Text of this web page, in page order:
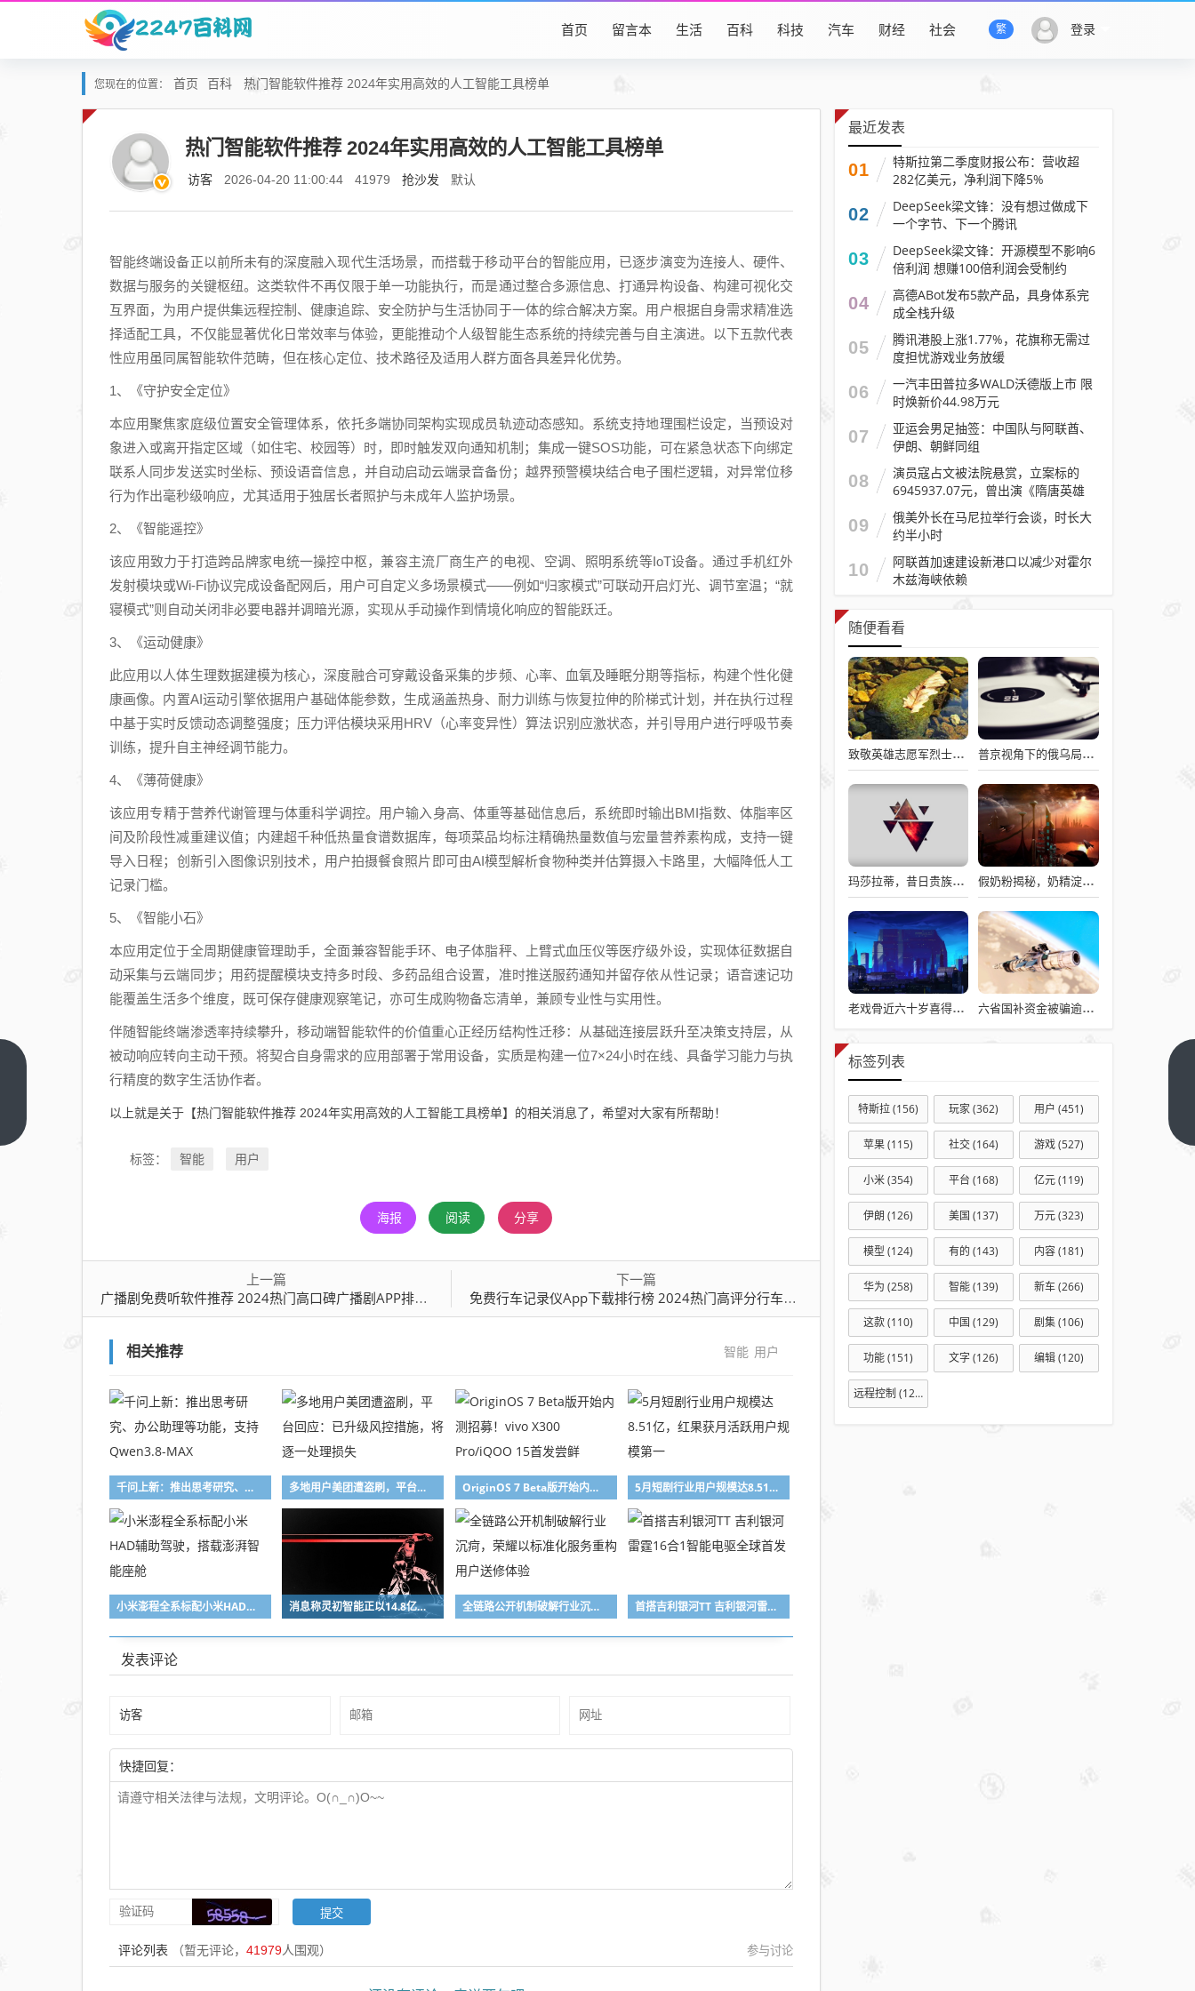
登录
繁
首页 留言本 生活 百科 科技 汽车 财经 社会
您现在的位置： 首页 百科 热门智能软件推荐 2024年实用高效的人工智能工具榜单
热门智能软件推荐 2024年实用高效的人工智能工具榜单
访客 2026-04-20 11:00:44 41979 抢沙发 默认
智能终端设备正以前所未有的深度融入现代生活场景，而搭载于移动平台的智能应用，已逐步演变为连接人、硬件、
数据与服务的关键枢纽。这类软件不再仅限于单一功能执行，而是通过整合多源信息、打通异构设备、构建可视化交
互界面，为用户提供集远程控制、健康追踪、安全防护与生活协同于一体的综合解决方案。用户根据自身需求精准选
择适配工具，不仅能显著优化日常效率与体验，更能推动个人级智能生态系统的持续完善与自主演进。以下五款代表
性应用虽同属智能软件范畴，但在核心定位、技术路径及适用人群方面各具差异化优势。
1、《守护安全定位》
本应用聚焦家庭级位置安全管理体系，依托多端协同架构实现成员轨迹动态感知。系统支持地理围栏设定，当预设对
象进入或离开指定区域（如住宅、校园等）时，即时触发双向通知机制；集成一键SOS功能，可在紧急状态下向绑定
联系人同步发送实时坐标、预设语音信息，并自动启动云端录音备份；越界预警模块结合电子围栏逻辑，对异常位移
行为作出毫秒级响应，尤其适用于独居长者照护与未成年人监护场景。
2、《智能遥控》
该应用致力于打造跨品牌家电统一操控中枢，兼容主流厂商生产的电视、空调、照明系统等IoT设备。通过手机红外
发射模块或Wi-Fi协议完成设备配网后，用户可自定义多场景模式——例如“归家模式”可联动开启灯光、调节室温；“就
寝模式”则自动关闭非必要电器并调暗光源，实现从手动操作到情境化响应的智能跃迁。
3、《运动健康》
此应用以人体生理数据建模为核心，深度融合可穿戴设备采集的步频、心率、血氧及睡眠分期等指标，构建个性化健
康画像。内置AI运动引擎依据用户基础体能参数，生成涵盖热身、耐力训练与恢复拉伸的阶梯式计划，并在执行过程
中基于实时反馈动态调整强度；压力评估模块采用HRV（心率变异性）算法识别应激状态，并引导用户进行呼吸节奏
训练，提升自主神经调节能力。
4、《薄荷健康》
该应用专精于营养代谢管理与体重科学调控。用户输入身高、体重等基础信息后，系统即时输出BMI指数、体脂率区
间及阶段性减重建议值；内建超千种低热量食谱数据库，每项菜品均标注精确热量数值与宏量营养素构成，支持一键
导入日程；创新引入图像识别技术，用户拍摄餐食照片即可由AI模型解析食物种类并估算摄入卡路里，大幅降低人工
记录门槛。
5、《智能小石》
本应用定位于全周期健康管理助手，全面兼容智能手环、电子体脂秤、上臂式血压仪等医疗级外设，实现体征数据自
动采集与云端同步；用药提醒模块支持多时段、多药品组合设置，准时推送服药通知并留存依从性记录；语音速记功
能覆盖生活多个维度，既可保存健康观察笔记，亦可生成购物备忘清单，兼顾专业性与实用性。
伴随智能终端渗透率持续攀升，移动端智能软件的价值重心正经历结构性迁移：从基础连接层跃升至决策支持层，从
被动响应转向主动干预。将契合自身需求的应用部署于常用设备，实质是构建一位7×24小时在线、具备学习能力与执
行精度的数字生活协作者。
以上就是关于【热门智能软件推荐 2024年实用高效的人工智能工具榜单】的相关消息了，希望对大家有所帮助！
标签： 智能 用户
海报 阅读 分享
上一篇
广播剧免费听软件推荐 2024热门高口碑广播剧APP排行榜
下一篇
免费行车记录仪App下载排行榜 2024热门高评分行车记录仪软件推荐
相关推荐 智能 用户
千问上新：推出思考研究、办公助理等功能，支持Qwen3.8-MAX 多地用户美团遭盗刷，平台回应：已升级风控措施，将逐一处理损失 OriginOS 7 Beta版开始内测招募！vivo X300 Pro/iQOO 15首发尝鲜 5月短剧行业用户规模达8.51亿，红果获月活跃用户规模第一
小米澎程全系标配小米HAD辅助驾驶，搭载澎湃智能座舱 消息称灵初智能正以14.8亿美元估值融资近1亿美元 全链路公开机制破解行业沉疴，荣耀以标准化服务重构用户送修体验 首搭吉利银河TT 吉利银河雷霆16合1智能电驱全球首发
发表评论
快捷回复：
评论列表 （暂无评论， 41979人围观） 参与讨论
最近发表
01
特斯拉第二季度财报公布：营收超
282亿美元，净利润下降5%
02
DeepSeek梁文锋：没有想过做成下
一个字节、下一个腾讯
03
DeepSeek梁文锋：开源模型不影响6
倍利润 想赚100倍利润会受制约
04
高德ABot发布5款产品，具身体系完
成全栈升级
05
腾讯港股上涨1.77%，花旗称无需过
度担忧游戏业务放缓
06
一汽丰田普拉多WALD沃德版上市 限
时焕新价44.98万元
07
亚运会男足抽签：中国队与阿联酋、
伊朗、朝鲜同组
08
演员寇占文被法院悬赏，立案标的
6945937.07元，曾出演《隋唐英雄
传》《逐玉》《镖人》等
09
俄美外长在马尼拉举行会谈，时长大
约半小时
10
阿联酋加速建设新港口以减少对霍尔
木兹海峡依赖
随便看看
致敬英雄志愿军烈士，过水门仪式展现最高礼遇 普京视角下的俄乌局势，西方间接介入的深度博弈与博弈解析
玛莎拉蒂，昔日贵族梦想，今日价格亲民触手可及 假奶粉揭秘，奶精淀粉勾兑，流向何处？
老戏骨近六十岁喜得龙凤胎，被误认作爷爷背后的故事揭秘 六省国补资金被骗逾亿，真相揭秘与违规操作背后的故事
标签列表
特斯拉(156) 玩家(362) 用户 (451)
苹果(115) 社交(164) 游戏(527)
小米(354) 平台 (168) 亿元(119)
伊朗 (126) 美国 (137) 万元(323)
模型 (124) 有的 (143) 内容(181)
华为 (258) 智能(139) 新车(266)
这款(110) 中国 (129) 剧集(106)
功能(151) 文字(126) 编辑(120)
远程控制 (127)